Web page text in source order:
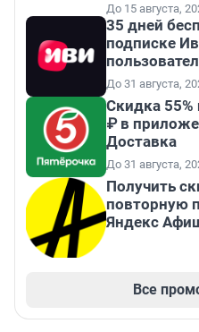
До 15 августа,
35 дней
подписке
До 31 августа,
Скидка 55%
₽ в
Доставка
До 31 августа,
Получить
повторную
Яндекс
Все